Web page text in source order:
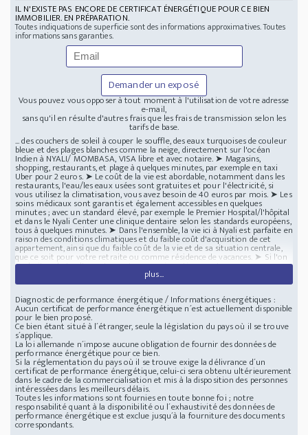
IL N'EXISTE PAS ENCORE DE CERTIFICAT ÉNERGÉTIQUE POUR CE BIEN
IMMOBILIER. EN PRÉPARATION.
Toutes indiquations de superficie sont des informations approximatives. Toutes
informations sans garanties.
Demander un exposé
Vous pouvez vous opposer à tout moment à l'utilisation de votre adresse
e-mail,
sans qu'il en résulte d'autres frais que les frais de transmission selon les
tarifs de base.
... des couchers de soleil à couper le souffle, des eaux turquoises de couleur
bleue et des plages blanches comme la neige, directement sur l'océan
Indien à NYALI/ MOMBASA, VISA libre et avec notaire. ➤ Magasins,
shopping, restaurants, et plage à quelques minutes, par exemple en taxi
Uber pour 2 euros. ➤ Le coût de la vie est abordable, notamment dans les
restaurants, l'eau/les eaux usées sont gratuites et pour l'électricité, si
vous utilisez la climatisation, vous avez besoin de 40 euros par mois. ➤ Les
soins médicaux sont garantis et également accessibles en quelques
minutes ; avec un standard élevé, par exemple le Premier Hospital/l'hôpital
et dans le Nyali Center une clinique dentaire selon les standards européens,
tous à quelques minutes. ➤ Dans l'ensemble, la vie ici à Nyali est parfaite en
raison des conditions climatiques et du faible coût d'acquisition de cet
appartement, ainsi que du faible coût de la vie et de sa situation centrale,
que ce soit pour votre retraite ou comme résidence de vacances. ➤ Si l'on
souhaite acheter l'appartement comme investissement ou comme
placement financier, cela ne pose pas de problème non plus, car on peut
compter sur une augmentation de valeur d'environ 10% par an. A titre
d'exemple, à une heure de vol de MOMBASA, sur l'île de Zanzibar en
Tanzanie, un appartement comparable à Jumba Town coûte 250 mille
euros et 500 mille euros aux Seychelles dans l'océan Indien. Equipement :
standard élevé avec toutes les commodités comme l'air conditionné, des
ventilateurs au plafond, un réfrigérateur, une cuisine équipée, une salle de
lavage, de grandes portes-fenêtres, deux salles de bain et deux balcons. ➤
L'appartement est situé dans un quartier résidentiel avec une vue
imprenable, car les maisons voisines sont toutes beaucoup plus petites ;
ainsi, on peut voir les toits de la ville de Mombasa, la deuxième plus grande
ville du Kenya. ➤ La plupart des appartements qui se trouvent dans le
pavillon Suite ne sont loués qu'en période de vacances à des personnes
aisées de Nairobi, la capitale du Kenya, et ce en hiver, quand il fait froid à
Nairobi. ➤ L'appartement dispose d'un grand salon avec cuisine ouverte et
balcon, d'un couloir avec deux chambres à coucher ou même des chambres
d'affaires ainsi qu'une grande salle de bain et une chambre spacieuse avec
balcon et salle de bain privée ; en outre, à côté de la cuisine ouverte et du
plus...
Diagnostic de performance énergétique / Informations énergétiques :
Aucun certificat de performance énergétique n´est actuellement disponible
pour le bien proposé.
Ce bien étant situé à l´étranger, seule la législation du pays où il se trouve
s´applique.
La loi allemande n´impose aucune obligation de fournir des données de
performance énergétique pour ce bien.
Si la réglementation du pays où il se trouve exige la délivrance d´un
certificat de performance énergétique, celui-ci sera obtenu ultérieurement
dans le cadre de la commercialisation et mis à la disposition des personnes
intéressées dans les meilleurs délais.
Toutes les informations sont fournies en toute bonne foi ; notre
responsabilité quant à la disponibilité ou l´exhaustivité des données de
performance énergétique est exclue jusqu´à la fourniture des documents
correspondants.